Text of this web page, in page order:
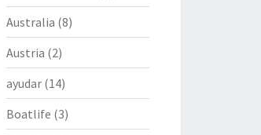
Australia (8)
Austria (2)
ayudar(14)
Boatlife (3)